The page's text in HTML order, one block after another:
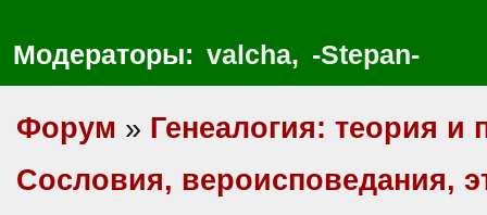
Модераторы: valcha, -Stepan-
Форум » Генеалогия: теория и
Сословия, вероисповедания,